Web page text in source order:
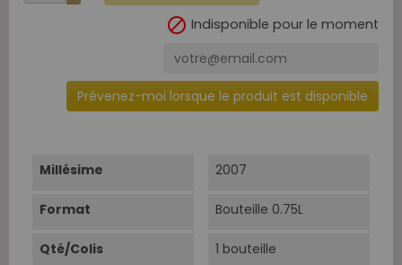
 Indisponible pour le moment
Prévenez-moi lorsque le produit est disponible
Millésime 2007
Format Bouteille 0.75L
Qté/Colis 1 bouteille